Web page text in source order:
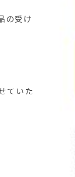
の受け
ていた